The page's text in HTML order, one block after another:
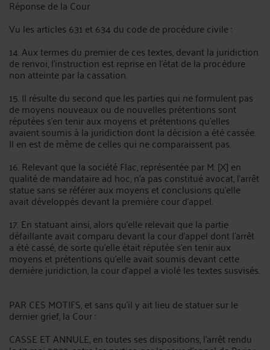
Réponse de la Cour
Vu les articles 631 et 634 du code de procédure civile :
14. Aux termes du premier de ces textes, devant la juridiction
de renvoi, l'instruction est reprise en l'état de la procédure
non atteinte par la cassation.
15. Il résulte du second que les parties qui ne formulent pas
de moyens nouveaux ou de nouvelles prétentions sont
réputées s'en tenir aux moyens et prétentions qu'elles
avaient soumis à la juridiction dont la décision a été cassée.
Il en est de même de celles qui ne comparaissent pas.
16. Relevant que la société Flac, représentée par M. [X] en
qualité de mandataire ad hoc, n'a pas constitué avocat, l'arrêt
statue sans se référer aux moyens et conclusions qu'elle
avait développés devant la première cour d'appel.
17. En statuant ainsi, alors qu'elle relevait que la partie
défaillante avait comparu devant la cour d'appel dont l'arrêt
a été cassé, de sorte qu'elle était réputée s'en tenir aux
moyens et prétentions qu'elle avait soumis devant cette
dernière juridiction, la cour d'appel a violé les textes susvisés.
PAR CES MOTIFS, et sans qu'il y ait lieu de statuer sur le
dernier grief, la Cour :
CASSE ET ANNULE, en toutes ses dispositions, l'arrêt rendu